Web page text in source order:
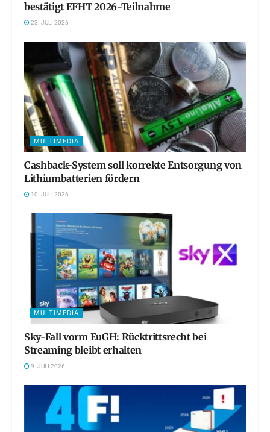
bestätigt EFHT 2026-Teilnahme
23. JULI 2026
MULTIMEDIA
Cashback-System soll korrekte Entsorgung von
Lithiumbatterien fördern
10. JULI 2026
MULTIMEDIA
Sky-Fall vorm EuGH: Rücktrittsrecht bei
Streaming bleibt erhalten
9. JULI 2026